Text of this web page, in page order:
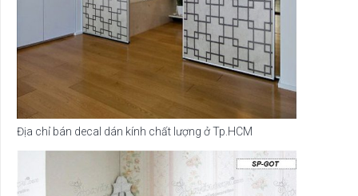
Địa chỉ bán decal dán kính chất lượng ở Tp.HCM